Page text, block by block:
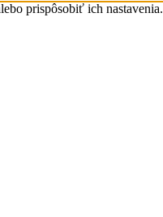
prispôsobiť ich nastavenia.